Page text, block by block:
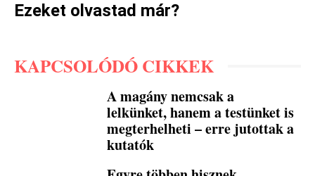
Ezeket olvastad már?
KAPCSOLÓDÓ CIKKEK
A magány nemcsak a
lelkünket, hanem a testünket is
megterhelheti – erre jutottak a
kutatók